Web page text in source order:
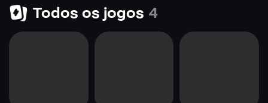
Todos os jogos 4